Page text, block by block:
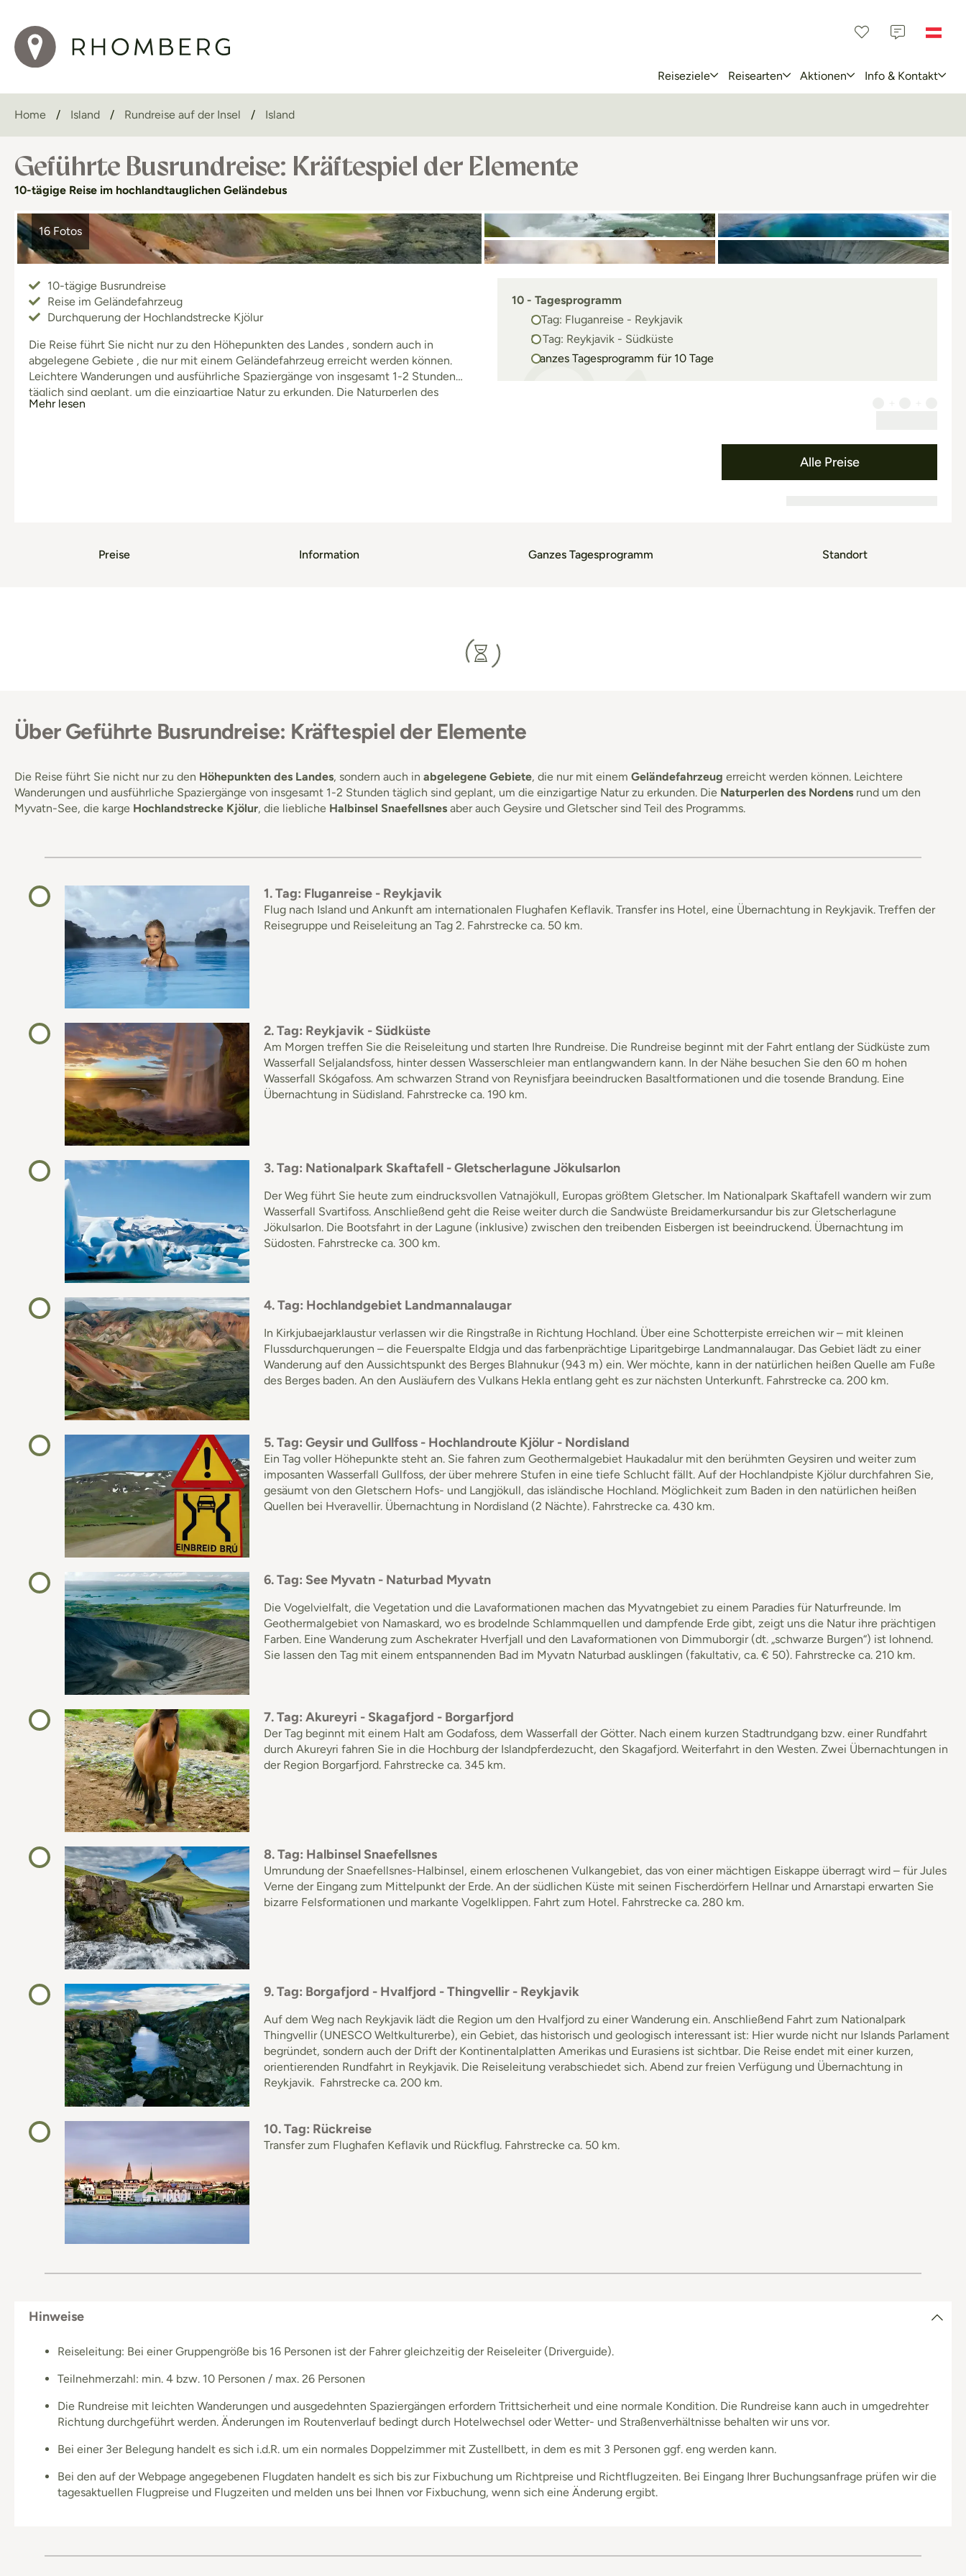
Reiseziele Reisearten Aktionen Info & Kontakt
Home Island Rundreise auf der Insel Island
Geführte Busrundreise: Kräftespiel der Elemente
10-tägige Reise im hochlandtauglichen Geländebus
16 Fotos
10-tägige Busrundreise
Reise im Geländefahrzeug
Durchquerung der Hochlandstrecke Kjölur
Die Reise führt Sie nicht nur zu den Höhepunkten des Landes , sondern auch in
abgelegene Gebiete , die nur mit einem Geländefahrzeug erreicht werden können.
Leichtere Wanderungen und ausführliche Spaziergänge von insgesamt 1-2 Stunden
täglich sind geplant, um die einzigartige Natur zu erkunden. Die Naturperlen des
Nordens rund um den Myvatn-See, die karge Hochlandstrecke Kjölur , die liebliche
Mehr lesen
10 - Tagesprogramm
1. Tag: Fluganreise - Reykjavik
2. Tag: Reykjavik ­- Südküste
Ganzes Tagesprogramm für 10 Tage
Alle Preise
Preise Information Ganzes Tagesprogramm Standort
Über Geführte Busrundreise: Kräftespiel der Elemente
Die Reise führt Sie nicht nur zu den Höhepunkten des Landes, sondern auch in abgelegene Gebiete, die nur mit einem Geländefahrzeug erreicht werden können. Leichtere
Wanderungen und ausführliche Spaziergänge von insgesamt 1-2 Stunden täglich sind geplant, um die einzigartige Natur zu erkunden. Die Naturperlen des Nordens rund um den
Myvatn-See, die karge Hochlandstrecke Kjölur, die liebliche Halbinsel Snaefellsnes aber auch Geysire und Gletscher sind Teil des Programms.
1. Tag: Fluganreise - Reykjavik
Flug nach Island und Ankunft am internationalen Flughafen Keflavik. Transfer ins Hotel, eine Übernachtung in Reykjavik. Treffen der
Reisegruppe und Reiseleitung an Tag 2. Fahrstrecke ca. 50 km.
2. Tag: Reykjavik ­- Südküste
Am Morgen treffen Sie die Reiseleitung und starten Ihre Rundreise. Die Rundreise beginnt mit der Fahrt entlang der Südküste zum
Wasserfall Seljalandsfoss, hinter dessen Wasserschleier man entlangwandern kann. In der Nähe besuchen Sie den 60 m hohen
Wasserfall Skógafoss. Am schwarzen Strand von Reynisfjara beeindrucken Basaltformationen und die tosende Brandung. Eine
Übernachtung in Südisland. Fahrstrecke ca. 190 km.
3. Tag: Nationalpark Skaftafell - Gletscherlagune Jökulsarlon
Der Weg führt Sie heute zum eindrucksvollen Vatnajökull, Europas größtem Gletscher. Im Nationalpark Skaftafell wandern wir zum
Wasserfall Svartifoss. Anschließend geht die Reise weiter durch die Sandwüste Breidamerkursandur bis zur Gletscherlagune
Jökulsarlon. Die Bootsfahrt in der Lagune (inklusive) zwischen den treibenden Eisbergen ist beeindruckend. Übernachtung im
Südosten. Fahrstrecke ca. 300 km.
4. Tag: Hochlandgebiet Landmannalaugar
In Kirkjubaejarklaustur verlassen wir die Ringstraße in Rich­tung Hochland. Über eine Schotterpiste erreichen wir – mit kleinen
Flussdurchquerungen – die Feuerspalte Eldgja und das farbenprächtige Liparitgebirge Landmannalaugar. Das Gebiet lädt zu einer
Wanderung auf den Aussichtspunkt des Berges Blahnukur (943 m) ein. Wer möchte, kann in der natürlichen heißen Quelle am Fuße
des Berges baden. An den Ausläufern des Vulkans Hekla entlang geht es zur nächsten Unterkunft. Fahrstrecke ca. 200 km.
5. Tag: Geysir und Gullfoss - Hochlandroute Kjölur - Nordisland
Ein Tag voller Höhepunkte steht an. Sie fahren zum Geothermalgebiet Haukadalur mit den berühmten Geysiren und weiter zum
imposanten Wasserfall Gullfoss, der über mehrere Stufen in eine tiefe Schlucht fällt. Auf der Hochlandpiste Kjölur durchfahren Sie,
gesäumt von den Gletschern Hofs- und Langjökull, das isländische Hochland. Möglichkeit zum Baden in den natürlichen heißen
Quellen bei Hveravellir. Übernachtung in Nordisland (2 Nächte). Fahrstrecke ca. 430 km.
6. Tag: See Myvatn - Naturbad Myvatn
Die Vogelvielfalt, die Vegetation und die Lavaformationen machen das Myvatngebiet zu einem Paradies für Naturfreunde. Im
Geothermalgebiet von Namaskard, wo es brodelnde Schlammquellen und dampfende Erde gibt, zeigt uns die Natur ihre prächtigen
Farben. Eine Wanderung zum Aschekrater Hverfjall und den Lavaformationen von Dimmuborgir (dt. „schwarze Burgen“) ist lohnend.
Sie lassen den Tag mit einem entspannenden Bad im Myvatn Naturbad ausklingen (fakultativ, ca. € 50). Fahrstrecke ca. 210 km.
7. Tag: Akureyri - Skagafjord - Borgarfjord
Der Tag beginnt mit einem Halt am Godafoss, dem Wasserfall der Götter. Nach einem kurzen Stadtrundgang bzw. einer Rundfahrt
durch Akureyri fahren Sie in die Hochburg der Islandpferdezucht, den Skagafjord. Weiterfahrt in den Westen. Zwei Übernachtungen in
der Region Borgarfjord. Fahrstrecke ca. 345 km.
8. Tag: Halbinsel Snaefellsnes
Umrundung der Snaefellsnes-Halbinsel, einem erloschenen Vulkangebiet, das von einer mächtigen Eiskappe überragt wird – für Jules
Verne der Eingang zum Mittelpunkt der Erde. An der südlichen Küste mit seinen Fischerdörfern Hellnar und Arnarstapi erwarten Sie
bizarre Felsformationen und markante Vogelklippen. Fahrt zum Hotel. Fahrstrecke ca. 280 km.
9. Tag: Borgafjord - Hvalfjord - Thingvellir - Reykjavik
Auf dem Weg nach Reykjavik lädt die Region um den Hvalfjord zu einer Wanderung ein. Anschließend Fahrt zum Nationalpark
Thingvellir (UNESCO Weltkulturerbe), ein Gebiet, das historisch und geologisch interessant ist: Hier wurde nicht nur Islands Parlament
begründet, sondern auch der Drift der Kontinentalplatten Amerikas und Eurasiens ist sichtbar. Die Reise endet mit einer kurzen,
orientierenden Rundfahrt in Reykjavik. Die Reiseleitung verabschiedet sich. Abend zur freien Verfügung und Übernachtung in
Reykjavik. Fahrstrecke ca. 200 km.
10. Tag: Rückreise
Transfer zum Flughafen Keflavik und Rückflug. Fahrstrecke ca. 50 km.
Hinweise
Reiseleitung: Bei einer Gruppengröße bis 16 Personen ist der Fahrer gleichzeitig der Reiseleiter (Driverguide).
Teilnehmerzahl: min. 4 bzw. 10 Personen / max. 26 Personen
Die Rundreise mit leichten Wanderungen und ausgedehnten Spaziergängen erfordern Trittsicherheit und eine normale Kondition. Die Rundreise kann auch in umgedrehter
Richtung durchgeführt werden. Änderungen im Routenverlauf bedingt durch Hotelwechsel oder Wetter- und Straßenverhältnisse behalten wir uns vor.
Bei einer 3er Belegung handelt es sich i.d.R. um ein normales Doppelzimmer mit Zustellbett, in dem es mit 3 Personen ggf. eng werden kann.
Bei den auf der Webpage angegebenen Flugdaten handelt es sich bis zur Fixbuchung um Richtpreise und Richtflugzeiten. Bei Eingang Ihrer Buchungsanfrage prüfen wir die
tagesaktuellen Flugpreise und Flugzeiten und melden uns bei Ihnen vor Fixbuchung, wenn sich eine Änderung ergibt.